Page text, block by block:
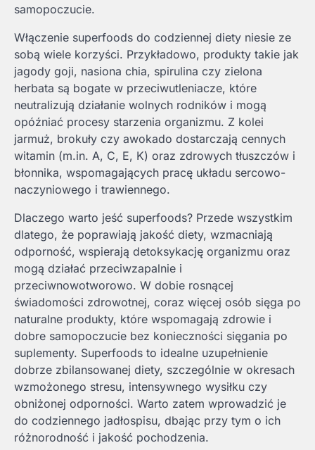
samopoczucie.
Włączenie superfoods do codziennej diety niesie ze
sobą wiele korzyści. Przykładowo, produkty takie jak
jagody goji, nasiona chia, spirulina czy zielona
herbata są bogate w przeciwutleniacze, które
neutralizują działanie wolnych rodników i mogą
opóźniać procesy starzenia organizmu. Z kolei
jarmuż, brokuły czy awokado dostarczają cennych
witamin (m.in. A, C, E, K) oraz zdrowych tłuszczów i
błonnika, wspomagających pracę układu sercowo-
naczyniowego i trawiennego.
Dlaczego warto jeść superfoods? Przede wszystkim
dlatego, że poprawiają jakość diety, wzmacniają
odporność, wspierają detoksykację organizmu oraz
mogą działać przeciwzapalnie i
przeciwnowotworowo. W dobie rosnącej
świadomości zdrowotnej, coraz więcej osób sięga po
naturalne produkty, które wspomagają zdrowie i
dobre samopoczucie bez konieczności sięgania po
suplementy. Superfoods to idealne uzupełnienie
dobrze zbilansowanej diety, szczególnie w okresach
wzmożonego stresu, intensywnego wysiłku czy
obniżonej odporności. Warto zatem wprowadzić je
do codziennego jadłospisu, dbając przy tym o ich
różnorodność i jakość pochodzenia.